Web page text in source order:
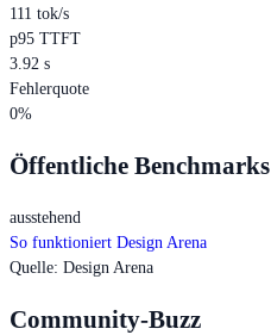
111 tok/s
p95 TTFT
3.92 s
Fehlerquote
0%
Öffentliche Benchmarks
ausstehend
So funktioniert Design Arena
Quelle: Design Arena
Community-Buzz